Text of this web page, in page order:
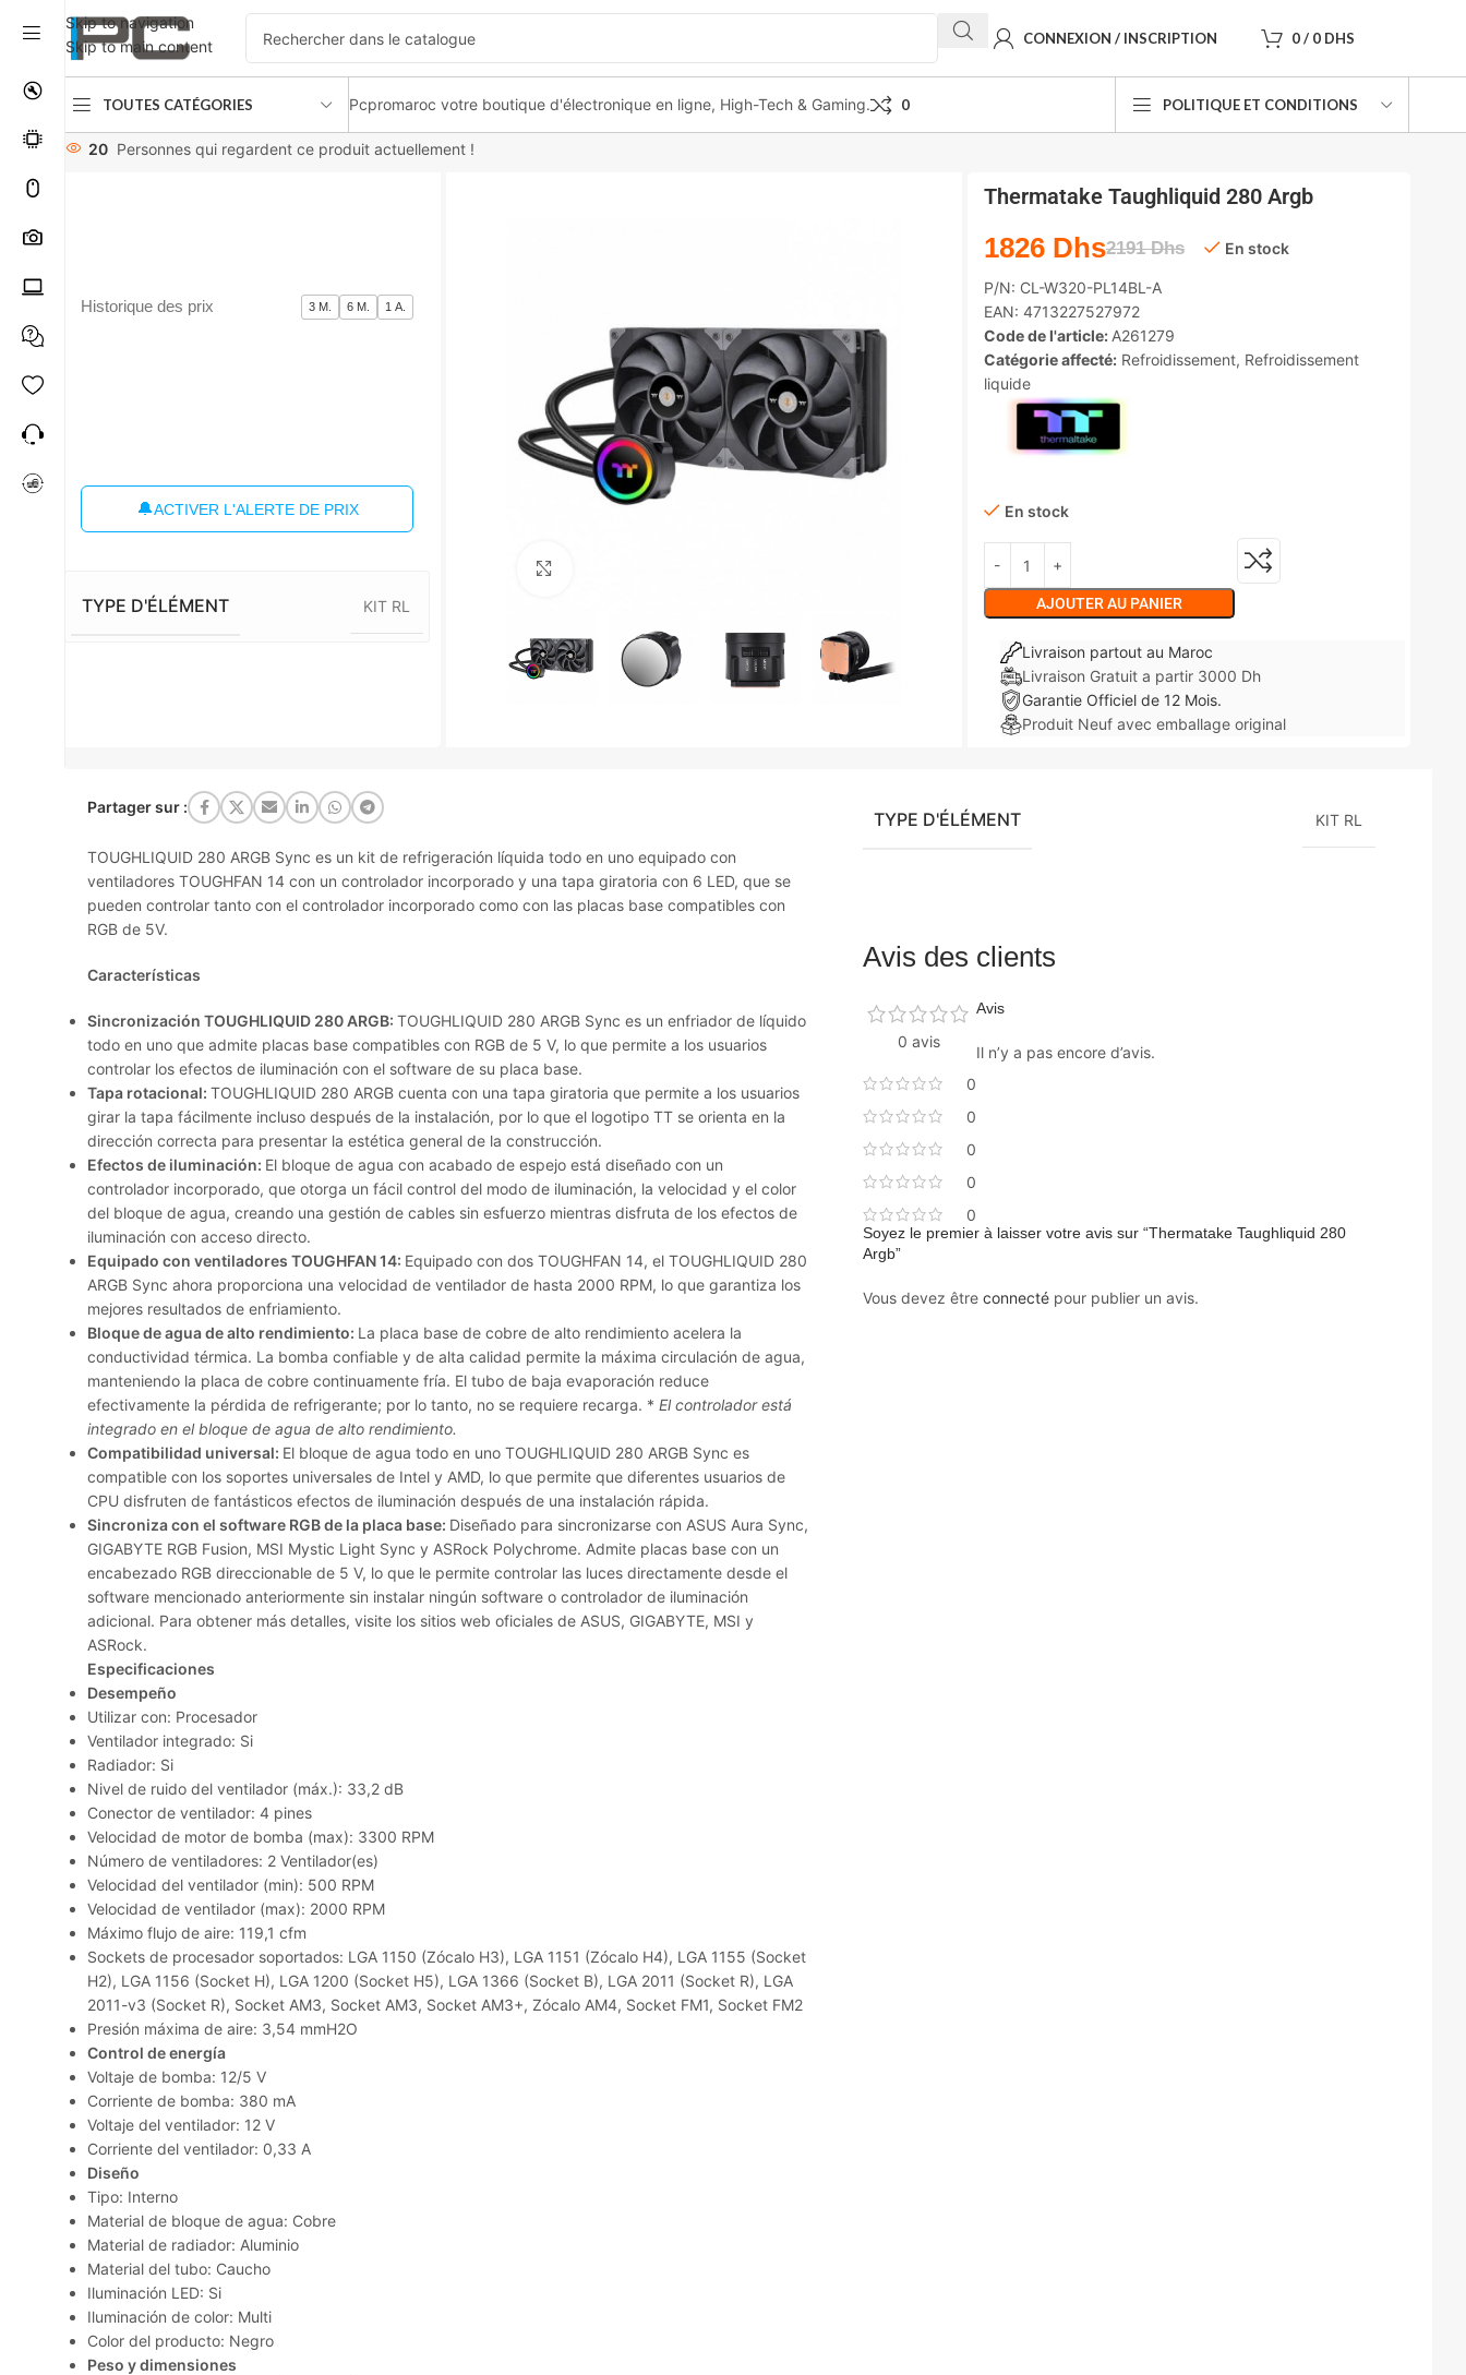
Skip to navigation
Skip to main content
CONNEXION / INSCRIPTION 0/ 0 DHS
TOUTES CATÉGORIES Pcpromaroc votre boutique d'électronique en ligne, High-Tech & Gaming. 0 POLITIQUE ET CONDITIONS
Accueil Refroidissement Refroidissement liquide Thermatake Taughliquid 280 Argb
20 Personnes qui regardent ce produit actuellement !
Historique des prix 3 M. 6 M. 1 A.
🔔ACTIVER L'ALERTE DE PRIX
TYPE D'ÉLÉMENT KIT RL
Thermatake Taughliquid 280 Argb
2191Dhs
1826 Dhs En stock
P/N: CL-W320-PL14BL-A
EAN: 4713227527972
Code de l'article: A261279
Catégorie affecté: Refroidissement, Refroidissement
liquide
En stock
AJOUTER AU PANIER
Livraison partout au Maroc
Livraison Gratuit a partir 3000 Dh
Garantie Officiel de 12 Mois.
Produit Neuf avec emballage original
Partager sur :
TOUGHLIQUID 280 ARGB Sync es un kit de refrigeración líquida todo en uno equipado con
ventiladores TOUGHFAN 14 con un controlador incorporado y una tapa giratoria con 6 LED, que se
pueden controlar tanto con el controlador incorporado como con las placas base compatibles con
RGB de 5V.
Características
Sincronización TOUGHLIQUID 280 ARGB: TOUGHLIQUID 280 ARGB Sync es un enfriador de líquido
todo en uno que admite placas base compatibles con RGB de 5 V, lo que permite a los usuarios
controlar los efectos de iluminación con el software de su placa base.
Tapa rotacional: TOUGHLIQUID 280 ARGB cuenta con una tapa giratoria que permite a los usuarios
girar la tapa fácilmente incluso después de la instalación, por lo que el logotipo TT se orienta en la
dirección correcta para presentar la estética general de la construcción.
Efectos de iluminación: El bloque de agua con acabado de espejo está diseñado con un
controlador incorporado, que otorga un fácil control del modo de iluminación, la velocidad y el color
del bloque de agua, creando una gestión de cables sin esfuerzo mientras disfruta de los efectos de
iluminación con acceso directo.
Equipado con ventiladores TOUGHFAN 14: Equipado con dos TOUGHFAN 14, el TOUGHLIQUID 280
ARGB Sync ahora proporciona una velocidad de ventilador de hasta 2000 RPM, lo que garantiza los
mejores resultados de enfriamiento.
Bloque de agua de alto rendimiento: La placa base de cobre de alto rendimiento acelera la
conductividad térmica. La bomba confiable y de alta calidad permite la máxima circulación de agua,
manteniendo la placa de cobre continuamente fría. El tubo de baja evaporación reduce
efectivamente la pérdida de refrigerante; por lo tanto, no se requiere recarga. * El controlador está
integrado en el bloque de agua de alto rendimiento.
Compatibilidad universal: El bloque de agua todo en uno TOUGHLIQUID 280 ARGB Sync es
compatible con los soportes universales de Intel y AMD, lo que permite que diferentes usuarios de
CPU disfruten de fantásticos efectos de iluminación después de una instalación rápida.
Sincroniza con el software RGB de la placa base: Diseñado para sincronizarse con ASUS Aura Sync,
GIGABYTE RGB Fusion, MSI Mystic Light Sync y ASRock Polychrome. Admite placas base con un
encabezado RGB direccionable de 5 V, lo que le permite controlar las luces directamente desde el
software mencionado anteriormente sin instalar ningún software o controlador de iluminación
adicional. Para obtener más detalles, visite los sitios web oficiales de ASUS, GIGABYTE, MSI y
ASRock.
Especificaciones
Desempeño
Utilizar con: Procesador
Ventilador integrado: Si
Radiador: Si
Nivel de ruido del ventilador (máx.): 33,2 dB
Conector de ventilador: 4 pines
Velocidad de motor de bomba (max): 3300 RPM
Número de ventiladores: 2 Ventilador(es)
Velocidad del ventilador (min): 500 RPM
Velocidad de ventilador (max): 2000 RPM
Máximo flujo de aire: 119,1 cfm
Sockets de procesador soportados: LGA 1150 (Zócalo H3), LGA 1151 (Zócalo H4), LGA 1155 (Socket
H2), LGA 1156 (Socket H), LGA 1200 (Socket H5), LGA 1366 (Socket B), LGA 2011 (Socket R), LGA
2011-v3 (Socket R), Socket AM3, Socket AM3, Socket AM3+, Zócalo AM4, Socket FM1, Socket FM2
Presión máxima de aire: 3,54 mmH2O
Control de energía
Voltaje de bomba: 12/5 V
Corriente de bomba: 380 mA
Voltaje del ventilador: 12 V
Corriente del ventilador: 0,33 A
Diseño
Tipo: Interno
Material de bloque de agua: Cobre
Material de radiador: Aluminio
Material del tubo: Caucho
Iluminación LED: Si
Iluminación de color: Multi
Color del producto: Negro
Peso y dimensiones
TYPE D'ÉLÉMENT KIT RL
Avis des clients
0 avis
0
0
0
0
0
Avis
Il n’y a pas encore d’avis.
Soyez le premier à laisser votre avis sur “Thermatake Taughliquid 280
Argb”
Vous devez être connectépour publier un avis.